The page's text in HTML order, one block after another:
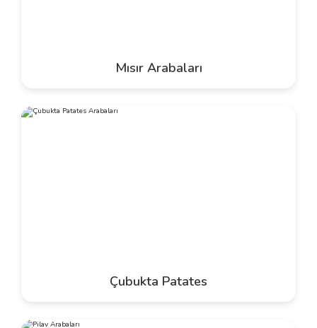
Mısır Arabaları
Çubukta Patates